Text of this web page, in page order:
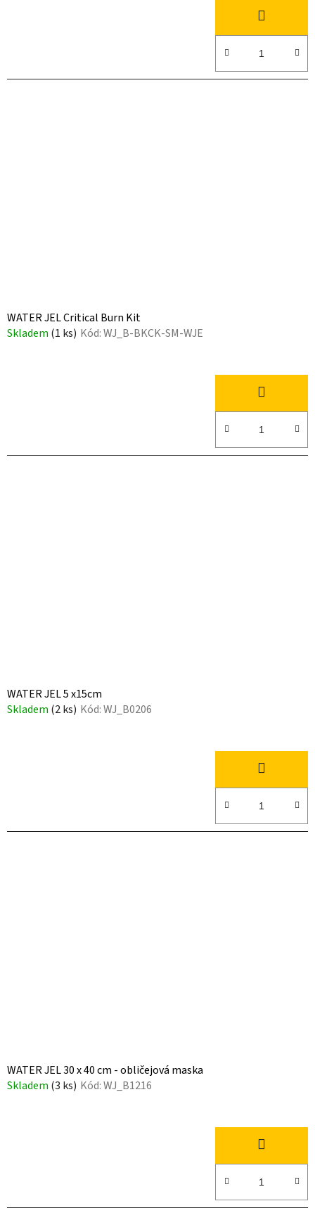
WATER JEL Critical Burn Kit
Skladem (1 ks) Kód:WJ_B-BKCK-SM-WJE
WATER JEL 5 x15cm
Skladem (2 ks) Kód:WJ_B0206
WATER JEL 30 x 40 cm - obličejová maska
Skladem (3 ks) Kód:WJ_B1216